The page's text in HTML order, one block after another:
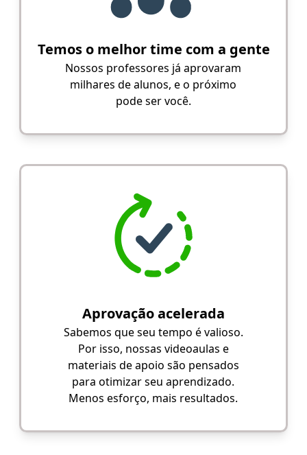
Temos o melhor time com a gente
Nossos professores já aprovaram
milhares de alunos, e o próximo
pode ser você.
Aprovação acelerada
Sabemos que seu tempo é valioso.
Por isso, nossas videoaulas e
materiais de apoio são pensados
para otimizar seu aprendizado.
Menos esforço, mais resultados.